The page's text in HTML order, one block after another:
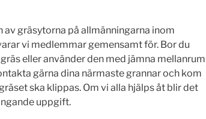
av gräsytorna på allmänningarna inom
vi medlemmar gemensamt för. Bor du
eller använder den med jämna mellanrum
gärna dina närmaste grannar och kom
ska klippas. Om vi alla hjälps åt blir det
uppgift.